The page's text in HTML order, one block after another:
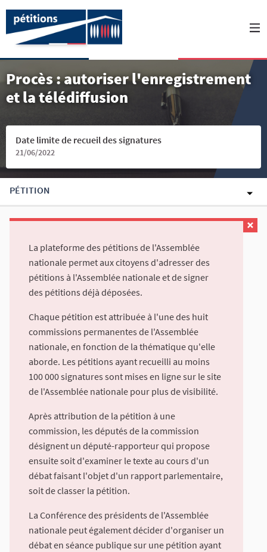
Procès : autoriser l'enregistrement
et la télédiffusion
Date limite de recueil des signatures
21/06/2022
PÉTITION
La plateforme des pétitions de l'Assemblée
nationale permet aux citoyens d'adresser des
pétitions à l'Assemblée nationale et de signer
des pétitions déjà déposées.
Chaque pétition est attribuée à l'une des huit
commissions permanentes de l'Assemblée
nationale, en fonction de la thématique qu'elle
aborde. Les pétitions ayant recueilli au moins
100 000 signatures sont mises en ligne sur le site
de l'Assemblée nationale pour plus de visibilité.
Après attribution de la pétition à une
commission, les députés de la commission
désignent un député-rapporteur qui propose
ensuite soit d'examiner le texte au cours d'un
débat faisant l'objet d'un rapport parlementaire,
soit de classer la pétition.
La Conférence des présidents de l'Assemblée
nationale peut également décider d'organiser un
débat en séance publique sur une pétition ayant